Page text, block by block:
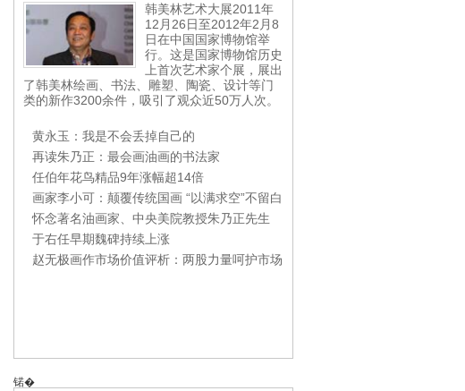
韩美林艺术大展2011年
12月26日至2012年2月8
日在中国国家博物馆举
行。这是国家博物馆历史
上首次艺术家个展，展出
了韩美林绘画、书法、雕塑、陶瓷、设计等门
类的新作3200余件，吸引了观众近50万人次。
黄永玉：我是不会丢掉自己的
再读朱乃正：最会画油画的书法家
任伯年花鸟精品9年涨幅超14倍
画家李小可：颠覆传统国画 “以满求空”不留白
怀念著名油画家、中央美院教授朱乃正先生
于右任早期魏碑持续上涨
赵无极画作市场价值评析：两股力量呵护市场
锘�